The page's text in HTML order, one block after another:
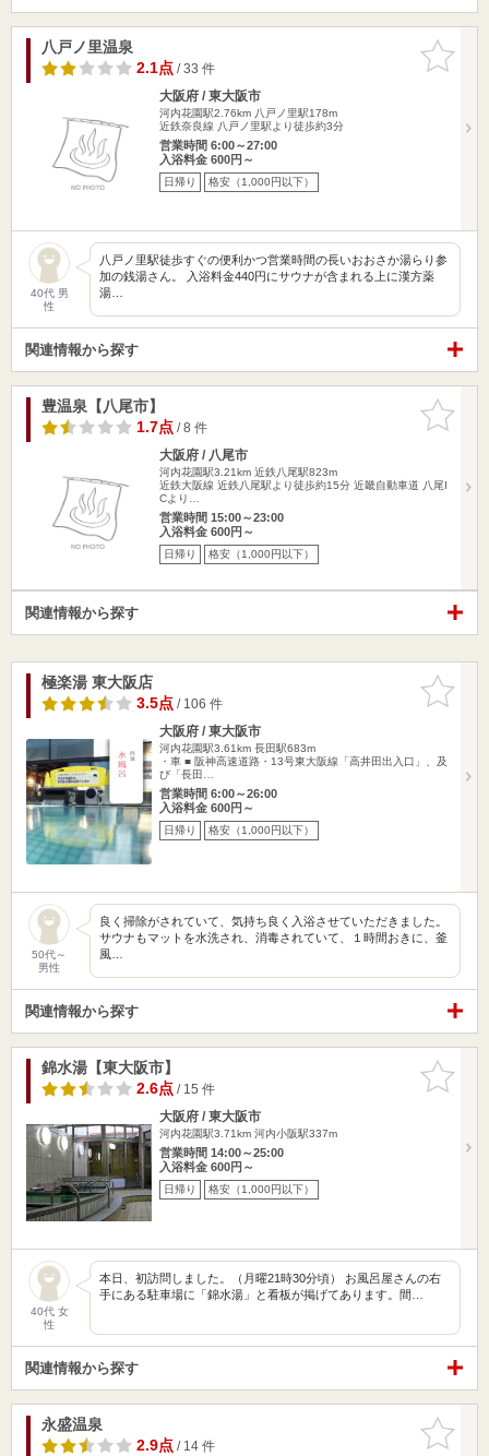
お気に入
りに追加
八戸ノ里温泉
2.1点/ 33 件
大阪府 / 東大阪市
河内花園駅2.76km 八戸ノ里駅178m
近鉄奈良線 八戸ノ里駅より徒歩約3分
営業時間 6:00～27:00
入浴料金 600円～
日帰り 格安（1,000円以下）
40代 男
性
八戸ノ里駅徒歩すぐの便利かつ営業時間の長いおおさか湯らり参
加の銭湯さん。 入浴料金440円にサウナが含まれる上に漢方薬
湯…
関連情報から探す
お気に入
りに追加
豊温泉【八尾市】
1.7点/ 8 件
大阪府 / 八尾市
河内花園駅3.21km 近鉄八尾駅823m
近鉄大阪線 近鉄八尾駅より徒歩約15分 近畿自動車道 八尾I
Cより…
営業時間 15:00～23:00
入浴料金 600円～
日帰り 格安（1,000円以下）
関連情報から探す
お気に入
りに追加
極楽湯 東大阪店
3.5点/ 106 件
大阪府 / 東大阪市
河内花園駅3.61km 長田駅683m
・車 ■ 阪神高速道路・13号東大阪線「高井田出入口」、及
び「長田…
営業時間 6:00～26:00
入浴料金 600円～
日帰り 格安（1,000円以下）
50代～
男性
良く掃除がされていて、気持ち良く入浴させていただきました。
サウナもマットを水洗され、消毒されていて、１時間おきに、釜
風…
関連情報から探す
お気に入
りに追加
錦水湯【東大阪市】
2.6点/ 15 件
大阪府 / 東大阪市
河内花園駅3.71km 河内小阪駅337m
営業時間 14:00～25:00
入浴料金 600円～
日帰り 格安（1,000円以下）
40代 女
性
本日、初訪問しました。（月曜21時30分頃） お風呂屋さんの右
手にある駐車場に「錦水湯」と看板が掲げてあります。間…
関連情報から探す
お気に入
りに追加
永盛温泉
2.9点/ 14 件